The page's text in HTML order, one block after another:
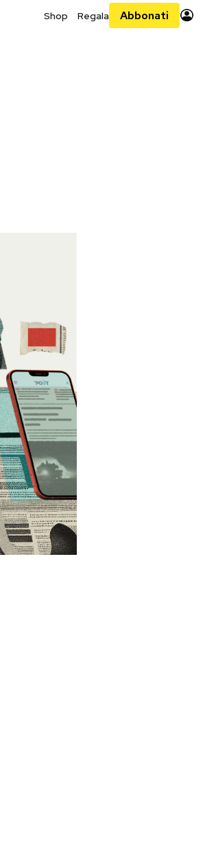
Shop Regala Abbonati